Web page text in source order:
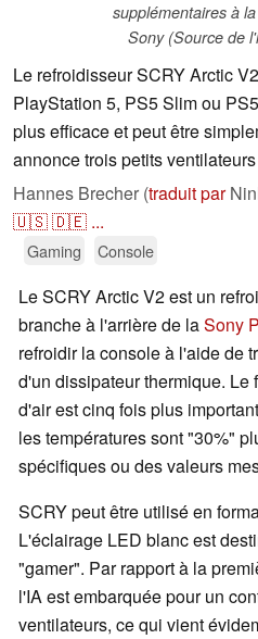
supplémentaires à
Sony (Source de
Le refroidisseur SCRY Arctic
PlayStation 5, PS5 Slim ou
plus efficace et peut être
annonce trois petits
Hannes Brecher (traduit par
🇺🇸🇩🇪 ...
Gaming Console
Le SCRY Arctic V2 est un
branche à l'arrière de laSony
refroidir la console à l'aide de
d'un dissipateur thermique. Le
d'air est cinq fois plus
les températures sont "30%"
spécifiques ou des valeurs
SCRY peut être utilisé en
L'éclairage LED blanc est
"gamer". Par rapport à la
l'IA est embarquée pour un
ventilateurs, ce qui vient